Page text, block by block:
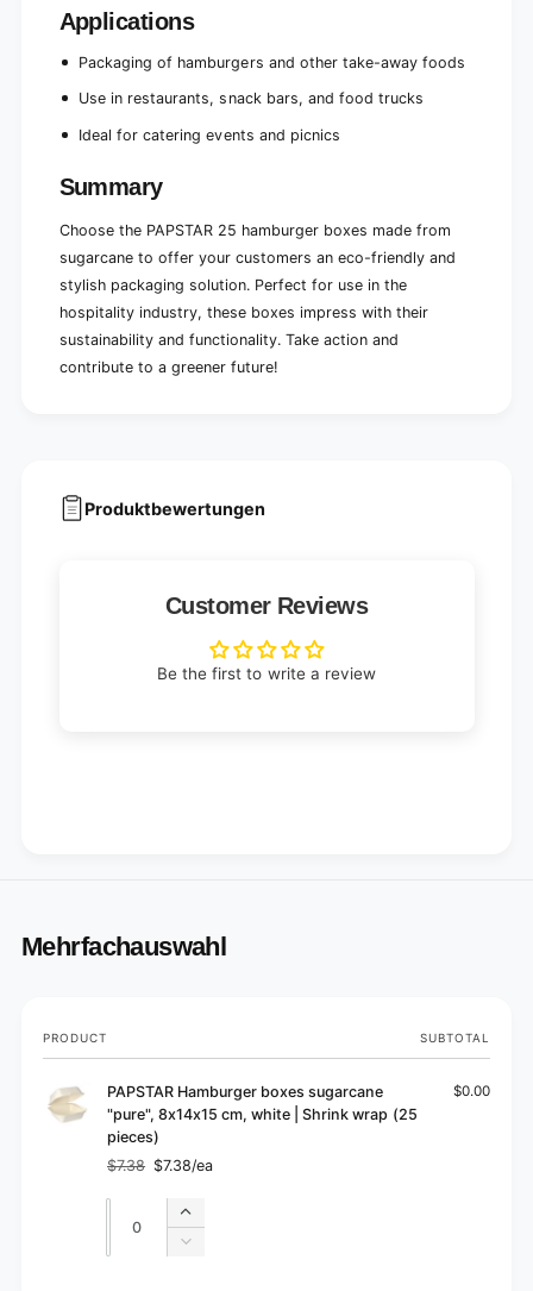
2
p
i
c
s
(
5
p
e
e
)
Applications
Packaging of hamburgers and other take-away foods
Use in restaurants, snack bars, and food trucks
Ideal for catering events and picnics
Summary
Choose the PAPSTAR 25 hamburger boxes made from
sugarcane to offer your customers an eco-friendly and
stylish packaging solution. Perfect for use in the
hospitality industry, these boxes impress with their
sustainability and functionality. Take action and
contribute to a greener future!
Produktbewertungen
Customer Reviews
Be the first to write a review
Mehrfachauswahl
Your
cart
PRODUCT SUBTOTAL
PAPSTAR Hamburger boxes sugarcane
"pure", 8x14x15 cm, white | Shrink wrap (25
pieces)
Regular
price
$7.38
Sale
price
$7.38/ea
$0.00
Quantity
Increase
quantity
Decrease